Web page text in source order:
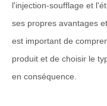
l'injection-soufflage et
ses propres avantages
est important de
produit et de choisir le
en conséquence.